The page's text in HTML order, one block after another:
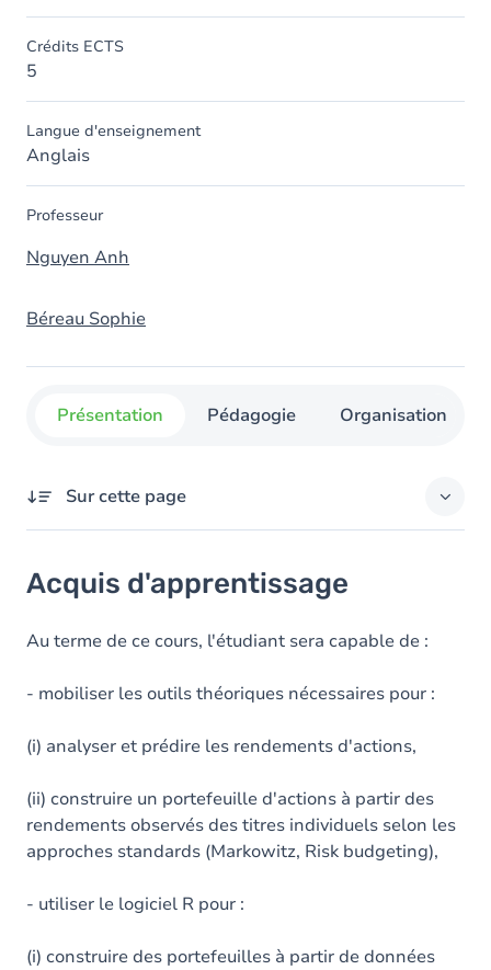
Crédits ECTS
5
Langue d'enseignement
Anglais
Professeur
Nguyen Anh
Béreau Sophie
Présentation Pédagogie Organisation
Sur cette page
Objectifs
Contenu
Acquis d'apprentissage
Au terme de ce cours, l'étudiant sera capable de :
- mobiliser les outils théoriques nécessaires pour :
(i) analyser et prédire les rendements d'actions,
(ii) construire un portefeuille d'actions à partir des
rendements observés des titres individuels selon les
approches standards (Markowitz, Risk budgeting),
- utiliser le logiciel R pour :
(i) construire des portefeuilles à partir de données